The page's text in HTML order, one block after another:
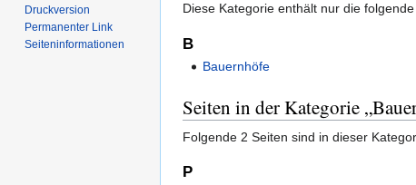
Diese Kategorie enthält nur die
B
Bauernhöfe
Seiten in der Kategorie
Folgende 2 Seiten sind in dieser
P
Druckversion
Permanenter Link
Seiten­informationen